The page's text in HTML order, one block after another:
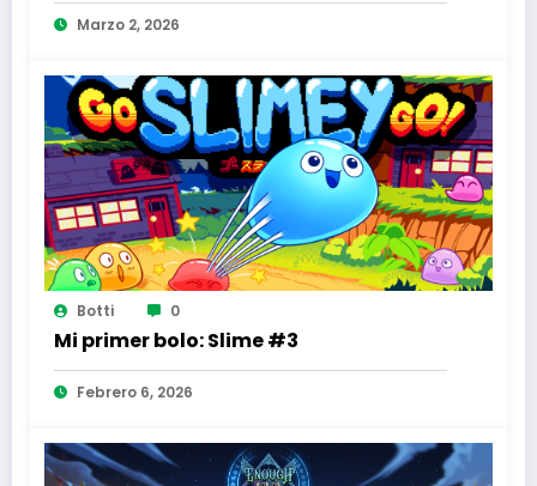
Marzo 2, 2026
Botti 0
Mi primer bolo: Slime #3
Febrero 6, 2026